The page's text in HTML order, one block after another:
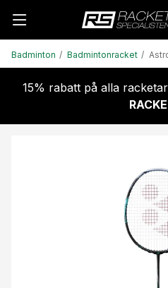
Badminton Badmintonracket
15% rabatt på alla